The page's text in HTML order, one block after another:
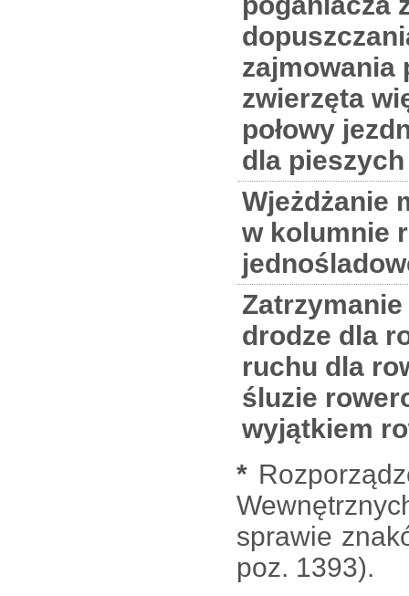
zajmowania
zwierzęta
połowy
dla
Wjeżdżanie
w kolumnie
drodze dla
ruchu dla
śluzie
wyjątkiem
*
sprawie
poz. 1393).